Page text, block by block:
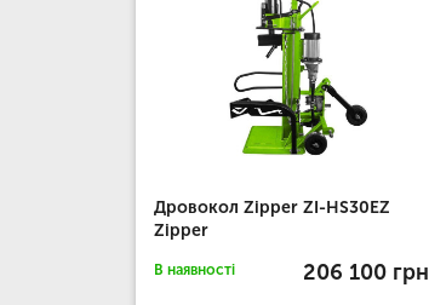
Дровокол Zipper ZI-HS30EZ
Zipper
В наявності 206 100 грн